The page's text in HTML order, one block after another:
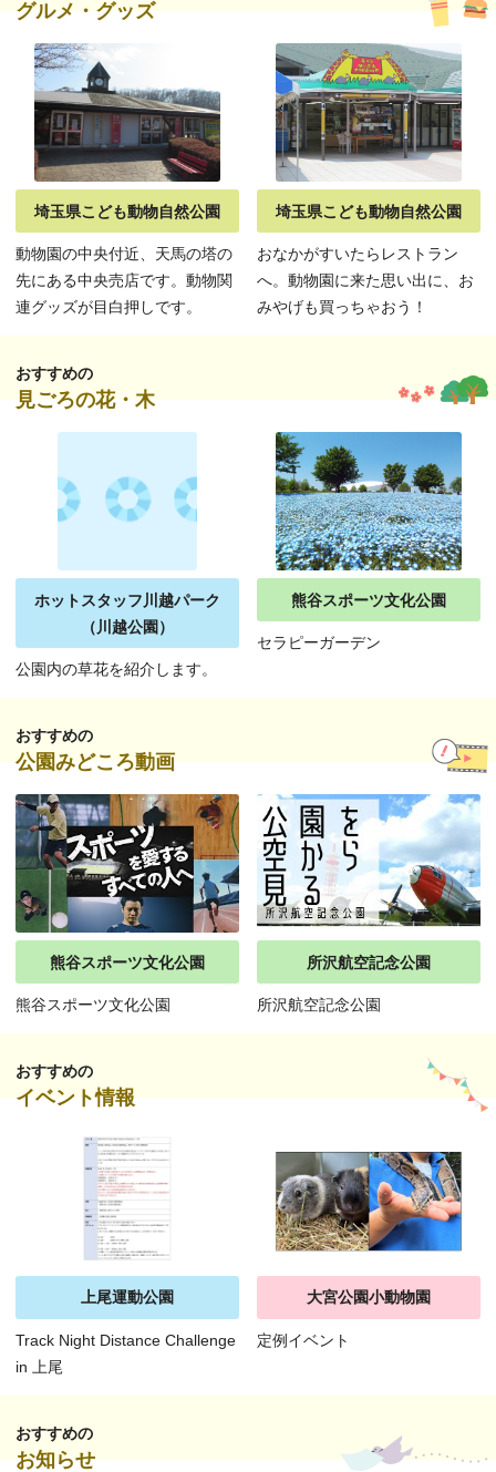
グルメ・グッズ
埼玉県こども動物自然公園
動物園の中央付近、天馬の塔の
先にある中央売店です。動物関
連グッズが目白押しです。
埼玉県こども動物自然公園
おなかがすいたらレストラン
へ。動物園に来た思い出に、お
みやげも買っちゃおう！
おすすめの
見ごろの花・木
ホットスタッフ川越パーク
（川越公園）
公園内の草花を紹介します。
熊谷スポーツ文化公園
セラピーガーデン
おすすめの
公園みどころ動画
熊谷スポーツ文化公園
熊谷スポーツ文化公園
所沢航空記念公園
所沢航空記念公園
おすすめの
イベント情報
上尾運動公園
Track Night Distance Challenge
in 上尾
大宮公園小動物園
定例イベント
おすすめの
お知らせ